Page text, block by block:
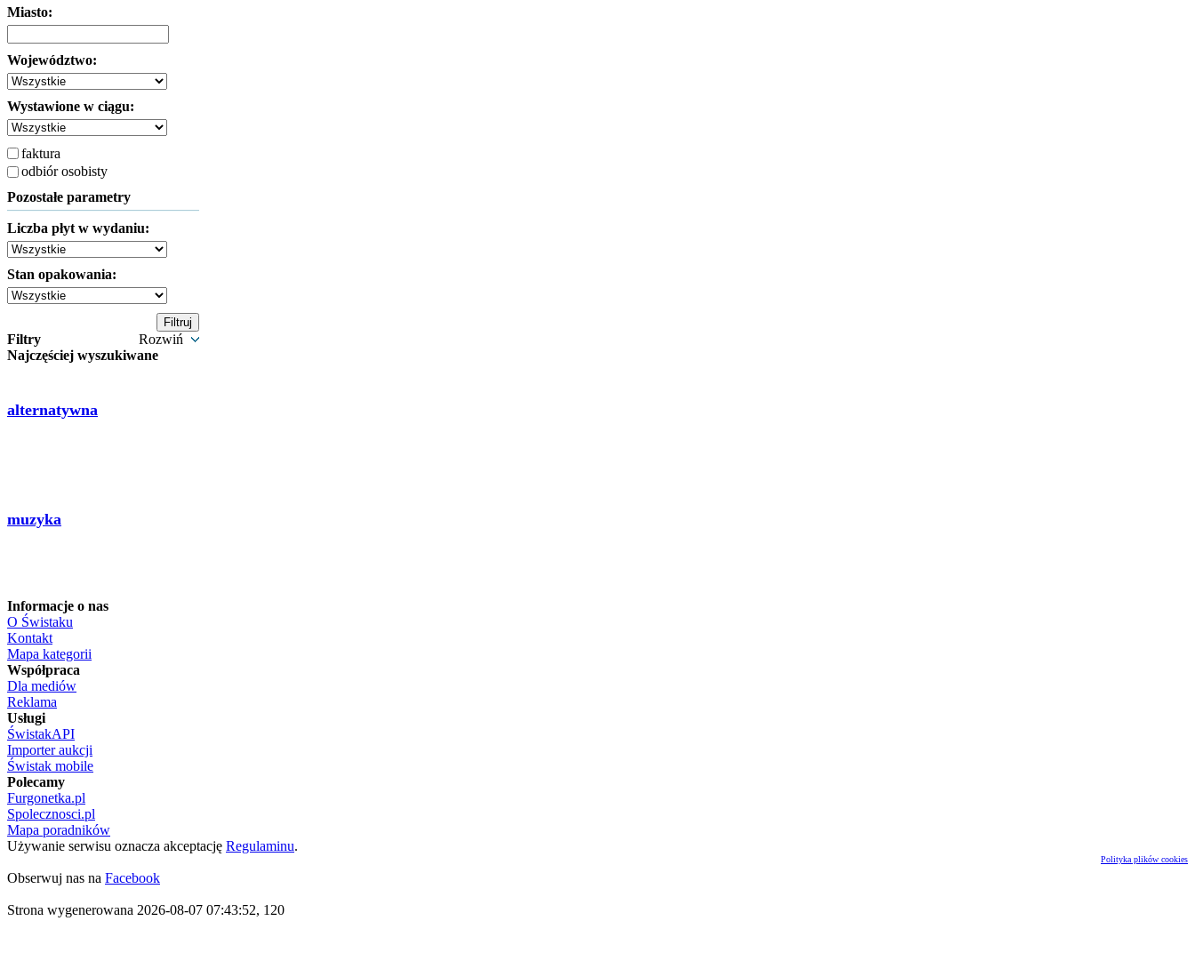
Miasto:
Województwo:
Wystawione w ciągu:
faktura
odbiór osobisty
Pozostałe parametry
Liczba płyt w wydaniu:
Stan opakowania:
Filtry
Rozwiń
Najczęściej wyszukiwane
alternatywna
muzyka
Informacje o nas
O Świstaku
Kontakt
Mapa kategorii
Współpraca
Dla mediów
Reklama
Usługi
ŚwistakAPI
Importer aukcji
Świstak mobile
Polecamy
Furgonetka.pl
Spolecznosci.pl
Mapa poradników
Używanie serwisu oznacza akceptację Regulaminu.
Polityka plików cookies
Obserwuj nas na Facebook
Strona wygenerowana 2026-08-07 07:43:52, 120